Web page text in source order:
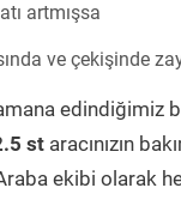
artmışsa
ve çekişinde
edindiğimiz
st aracınızın
ekibi olarak